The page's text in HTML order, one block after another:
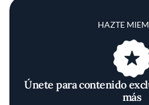
HAZTE
Únete para contenido
más